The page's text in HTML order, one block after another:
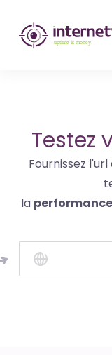
monitoring
site
web
et
de
services
internet-
Uptime
is
Testez
Fournissez
la performance